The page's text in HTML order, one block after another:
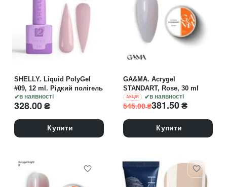
в наявності
SHELLY. Liquid PolyGel
#09, 12 ml. Рідкий полігель
328.00₴
Купити
АКЦІЯ в наявності
GA&MA. Acrygel
STANDART, Rose, 30 ml
545.00₴381.50₴
Купити